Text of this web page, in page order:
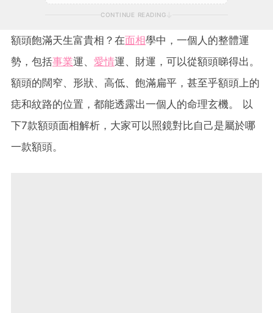
CONTINUE READING
額頭飽滿天生富貴相？在面相學中，一個人的整體運
勢，包括事業運、 愛情運、財運，可以從額頭睇得出。
額頭的闊窄、形狀、高低、飽滿扁平，甚至乎額頭上的
痣和紋路的位置，都能透露出一個人的命理玄機。 以
下7款額頭面相解析，大家可以照鏡對比自己是屬於哪
一款額頭。